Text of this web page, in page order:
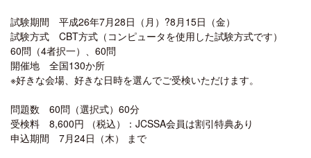
試験期間 平成26年7月28日（月）?8月15日（金）
試験方式 CBT方式（コンピュータを使用した試験方式です）
60問（4者択一）、60問
開催地 全国130か所
※好きな会場、好きな日時を選んでご受検いただけます。
問題数 60問（選択式）60分
受検料 8,600円 （税込）：JCSSA会員は割引特典あり
申込期間 7月24日（木） まで